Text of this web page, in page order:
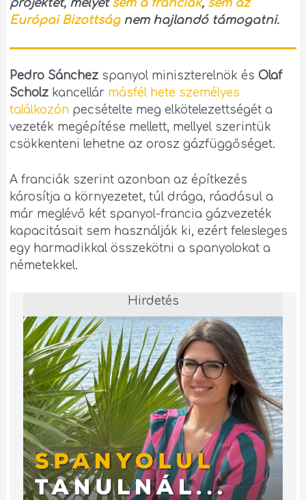
projektet, melyet sem a franciák, sem az
Európai Bizottságnem hajlandó támogatni.
Pedro Sánchez spanyol miniszterelnök és Olaf
Scholz kancellár másfél hete személyes
találkozón pecsételte meg elkötelezettségét a
vezeték megépítése mellett, mellyel szerintük
csökkenteni lehetne az orosz gázfüggőséget.
A franciák szerint azonban az építkezés
károsítja a környezetet, túl drága, ráadásul a
már meglévő két spanyol-francia gázvezeték
kapacitásait sem használják ki, ezért felesleges
egy harmadikkal összekötni a spanyolokat a
németekkel.
Hirdetés